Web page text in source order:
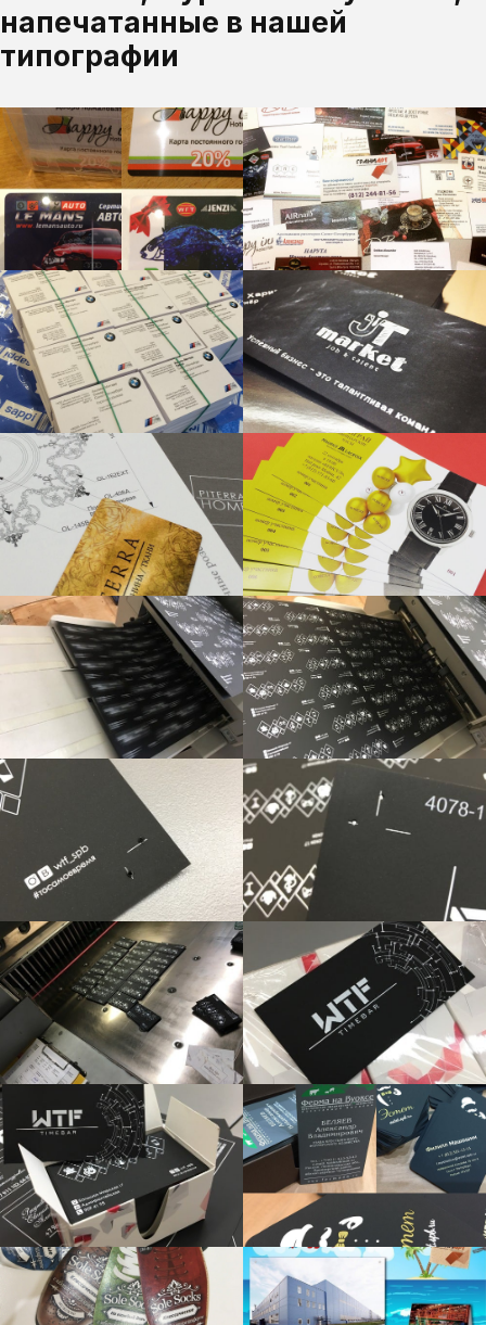
напечатанные в нашей
типографии